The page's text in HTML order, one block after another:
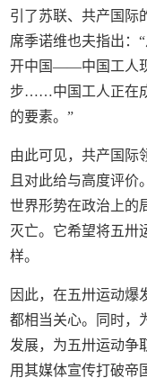
引了苏联、共产国际
席季诺维也夫指出：
开中国——中国工人
步……中国工人正在
的要素。”
由此可见，共产国际
且对此给与高度评价
世界形势在政治上的
灭亡。它希望将五卅
样。
因此，在五卅运动爆
都相当关心。同时，
发展，为五卅运动争
用其媒体宣传打破帝